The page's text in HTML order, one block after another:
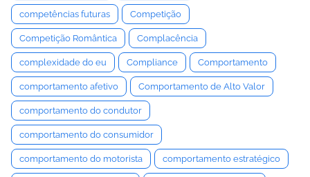
competências futuras Competição
Competição Romântica Complacência
complexidade do eu Compliance Comportamento
comportamento afetivo Comportamento de Alto Valor
comportamento do condutor
comportamento do consumidor
comportamento do motorista comportamento estratégico